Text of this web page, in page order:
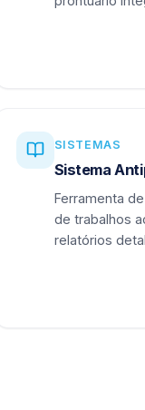
SISTEMAS
Sistema
Ferramenta
de trabalhos
relatórios